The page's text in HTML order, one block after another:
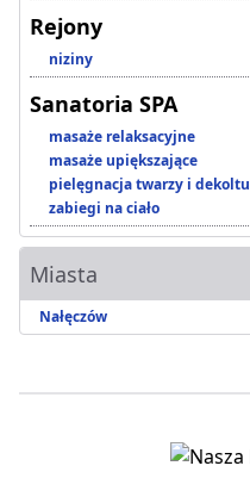
Rejony
niziny
Sanatoria SPA
masaże relaksacyjne
masaże upiększające
pielęgnacja twarzy i dekoltu
zabiegi na ciało
Miasta
Nałęczów